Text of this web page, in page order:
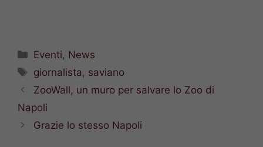
Categorie
Eventi, News
Tag
giornalista, saviano
ZooWall, un muro per salvare lo Zoo di
Napoli
Grazie lo stesso Napoli